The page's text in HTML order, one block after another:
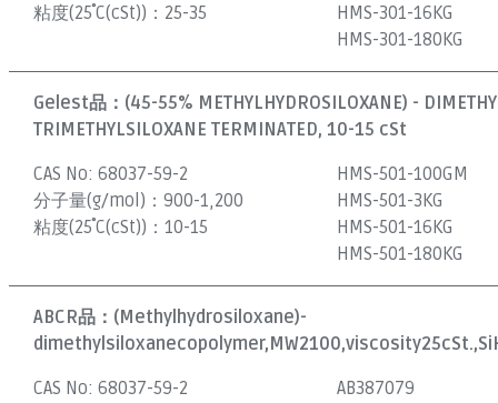
粘度(25˚C(cSt))： 25-35
HMS-301-16KG
HMS-301-180KG
Gelest品： (45-55% METHYLHYDROSILOXANE) -
TRIMETHYLSILOXANE TERMINATED, 10-15 cSt
CAS No:68037-59-2
分子量(g/mol)：900-1,200
粘度(25˚C(cSt))：10-15
HMS-501-100GM
HMS-501-3KG
HMS-501-16KG
HMS-501-180KG
ABCR品： (Methylhydrosiloxane)-
CAS No:68037-59-2
AB387079